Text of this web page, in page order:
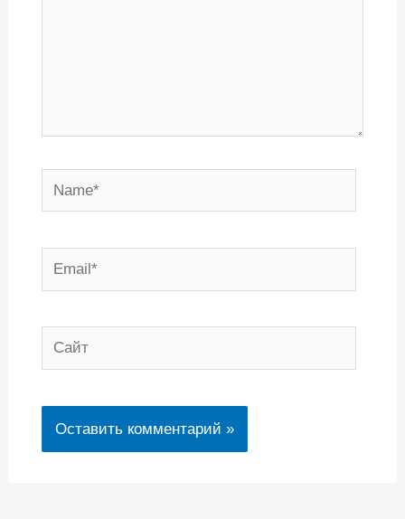
Name*
Email*
Сайт